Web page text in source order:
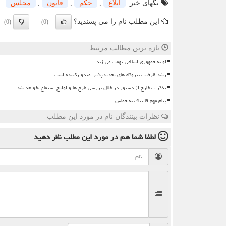
تگهای خبر: ابلاغ حكم قانون مجلس
این مطلب نام را می پسندید؟ (0)
(0)
تازه ترین مطالب مرتبط
او به جمهوری اسلامی تهمت می زند
رشد ظرفیت نیروگاه های تجدیدپذیر امیدوارکننده است
تذکرات خارج از دستور در خلال بررسی طرح ها و لوایح استماع نخواهد شد
پیام مهم قالیباف به حماس
نظرات بینندگان نام در مورد این مطلب
لطفا شما همدر مورد این مطلبنظر دهید